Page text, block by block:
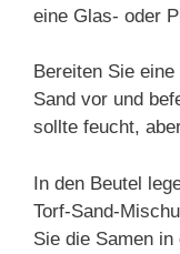
eine Glas- oder
Bereiten Sie
Sand vor und
sollte feucht,
In den Beutel
Torf-Sand-
Sie die Samen